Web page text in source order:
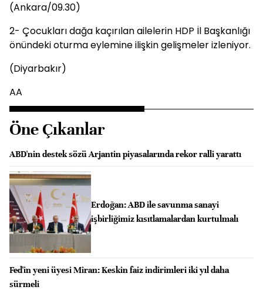
(Ankara/09.30)
2- Çocukları dağa kaçırılan ailelerin HDP İl Başkanlığı
önündeki oturma eylemine ilişkin gelişmeler izleniyor.
(Diyarbakır)
AA
Öne Çıkanlar
ABD'nin destek sözü Arjantin piyasalarında rekor ralli yarattı
Erdoğan: ABD ile savunma sanayi
işbirliğimiz kısıtlamalardan kurtulmalı
Fed'in yeni üyesi Miran: Keskin faiz indirimleri iki yıl daha
sürmeli